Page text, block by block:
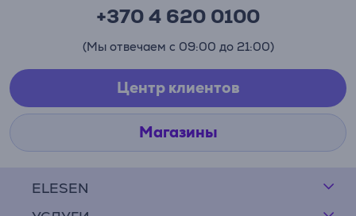
ELESEN
+370 4 620 0100
(Мы отвечаем с 09:00 до 21:00)
Центр клиентов
Магазины